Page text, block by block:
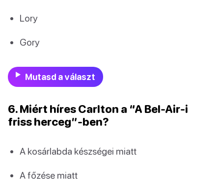
Lory
Gory
Mutasd a választ
6. Miért híres Carlton a “A Bel-Air-i
friss herceg”-ben?
A kosárlabda készségei miatt
A főzése miatt